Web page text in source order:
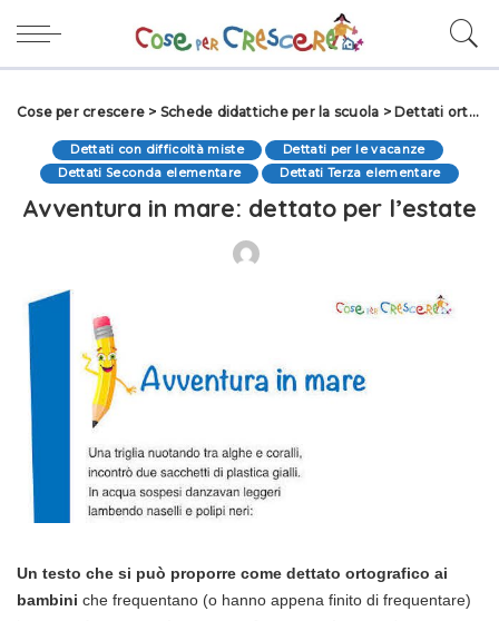
Cose per crescere > Schede didattiche per la scuola > Dettati ortografici
Dettati con difficoltà miste
Dettati per le vacanze
Dettati Seconda elementare
Dettati Terza elementare
Avventura in mare: dettato per l’estate
Un testo che si può proporre come dettato ortografico ai
bambini che frequentano (o hanno appena finito di frequentare)